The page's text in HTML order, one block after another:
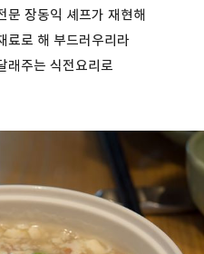
문 장동익 셰프가 재현해
료로 해 부드러우리라
래주는 식전요리로